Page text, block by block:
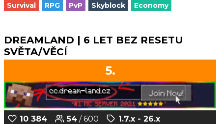
Survival RPG PvP Skyblock Economy
DREAMLAND | 6 LET BEZ RESETU
SVĚTA/VĚCÍ
5.
10 384 54 / 600
1.7.x - 26.x